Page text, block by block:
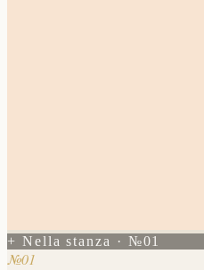
+ Nella stanza · №01
№01